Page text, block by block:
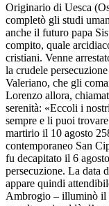
Originario di Uesca
completò gli studi
anche il futuro papa
compito, quale
cristiani. Venne
la crudele
Valeriano, che gli
Lorenzo allora,
serenità: «Eccoli i
sempre e li puoi
martirio il 10 agosto
contemporaneo San
fu decapitato il 6
persecuzione. La data
appare quindi
Ambrogio – illuminò il